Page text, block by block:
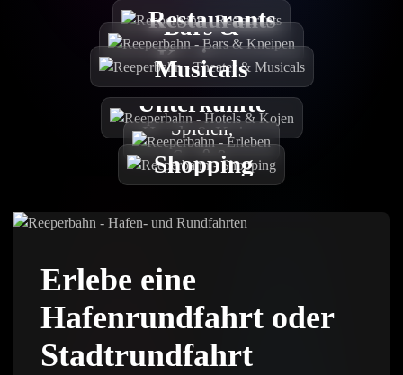
Musik
Restaurants
Bars &
Kneipen
Theater &
Musicals
Museen und mehr!
Unterkünfte
Hotels & Kojen
Erleben
Spielen,
Spaß &
Wellness
Shopping
Erlebe eine
Hafenrundfahrt oder
Stadtrundfahrt